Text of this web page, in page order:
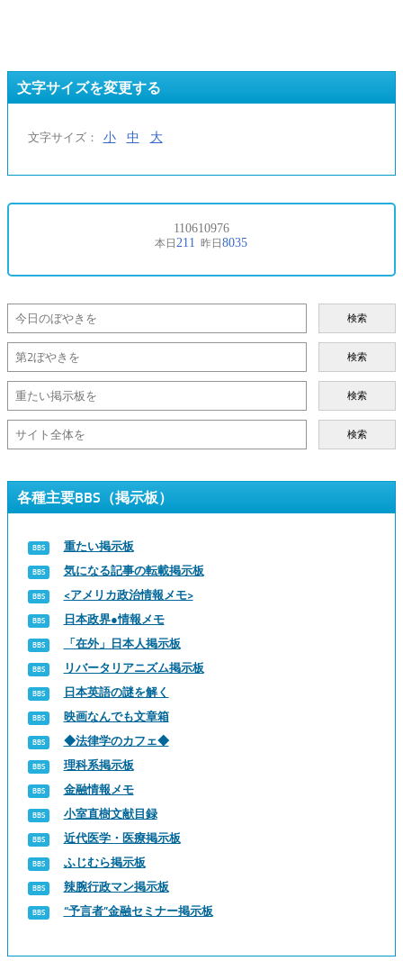
文字サイズを変更する
文字サイズ： 小 中 大
検索
検索
検索
検索
各種主要BBS（掲示板）
重たい掲示板
気になる記事の転載掲示板
<アメリカ政治情報メモ>
日本政界●情報メモ
「在外」日本人掲示板
リバータリアニズム掲示板
日本英語の謎を解く
映画なんでも文章箱
◆法律学のカフェ◆
理科系掲示板
金融情報メモ
小室直樹文献目録
近代医学・医療掲示板
ふじむら掲示板
辣腕行政マン掲示板
“予言者”金融セミナー掲示板